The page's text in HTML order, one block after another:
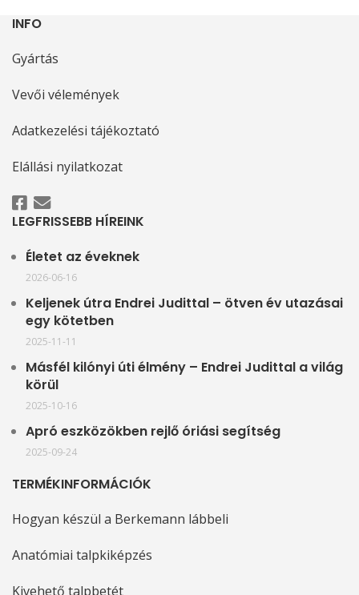
INFO
Gyártás
Vevői vélemények
Adatkezelési tájékoztató
Elállási nyilatkozat
LEGFRISSEBB HÍREINK
Életet az éveknek
2026-06-16
Keljenek útra Endrei Judittal – ötven év utazásai
egy kötetben
2025-11-11
Másfél kilónyi úti élmény – Endrei Judittal a világ
körül
2025-10-16
Apró eszközökben rejlő óriási segítség
2025-09-24
TERMÉKINFORMÁCIÓK
Hogyan készül a Berkemann lábbeli
Anatómiai talpkiképzés
Kivehető talpbetét